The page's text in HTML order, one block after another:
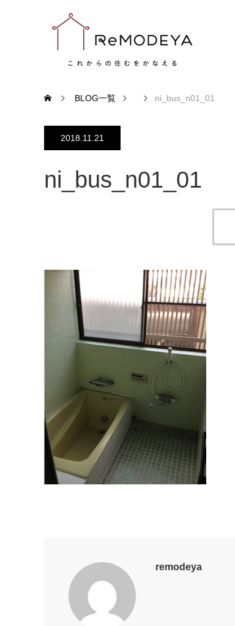
BLOG一覧 ni_bus_n01_01
2018.11.21
ni_bus_n01_01
remodeya